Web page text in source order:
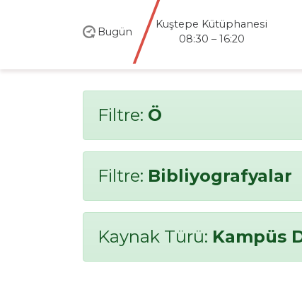
Bugün
Kuştepe Kütüphanesi
08:30 – 16:20
Filtre: Ö
Filtre: Bibliyografyalar
Kaynak Türü: Kampüs